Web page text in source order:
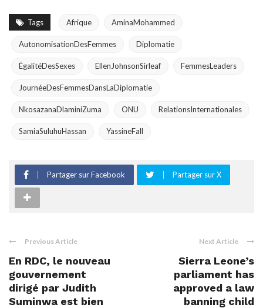
Tags Afrique AminaMohammed
AutonomisationDesFemmes Diplomatie
ÉgalitéDesSexes EllenJohnsonSirleaf FemmesLeaders
JournéeDesFemmesDansLaDiplomatie
NkosazanaDlaminiZuma ONU RelationsInternationales
SamiaSuluhuHassan YassineFall
Partager sur Facebook Partager sur X
Previous Article
En RDC, le nouveau
gouvernement
dirigé par Judith
Suminwa est bien
Next Article
Sierra Leone’s
parliament has
approved a law
banning child